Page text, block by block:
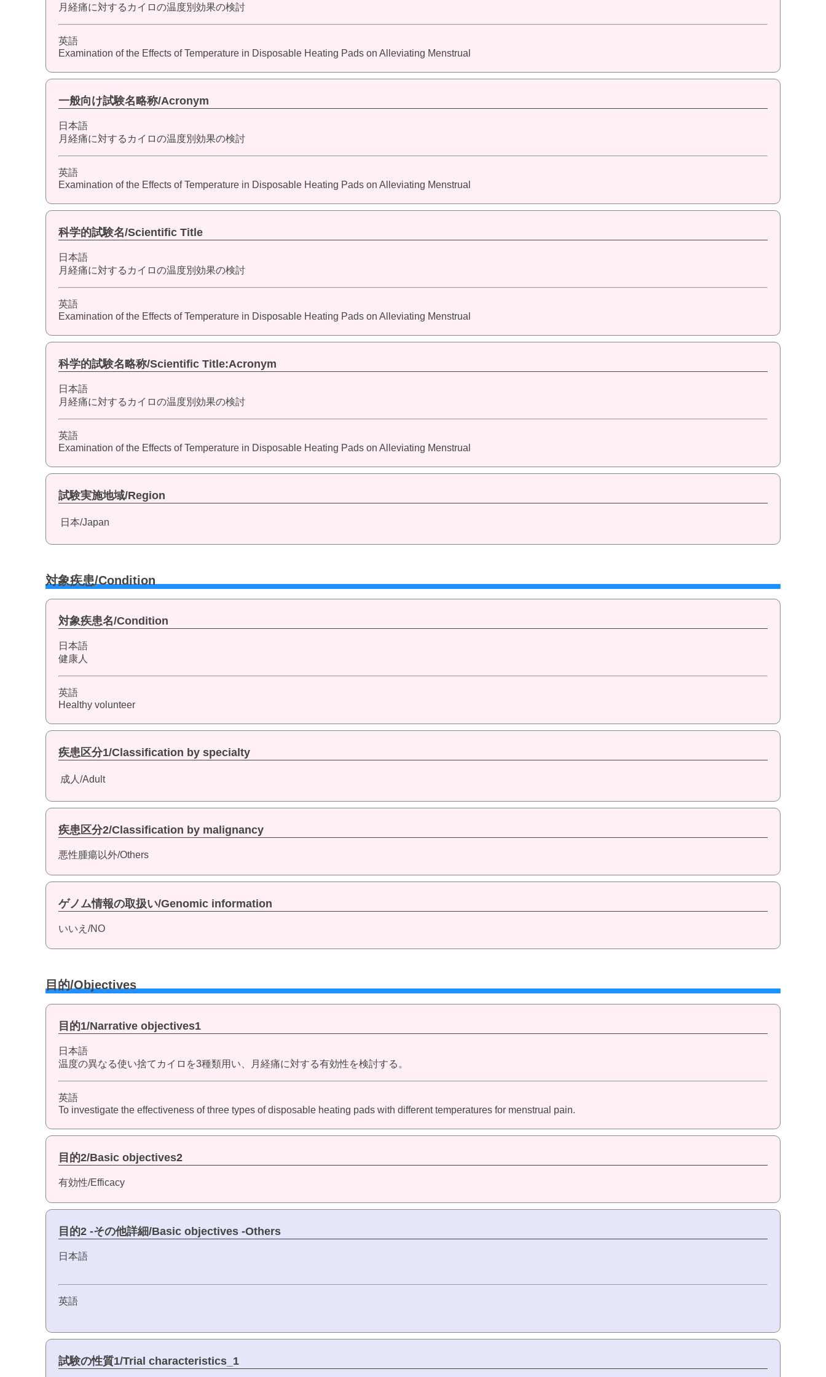
月経痛に対するカイロの温度別効果の検討
英語
Examination of the Effects of Temperature in Disposable Heating Pads on Alleviating Menstrual
一般向け試験名略称/Acronym
日本語
月経痛に対するカイロの温度別効果の検討
英語
Examination of the Effects of Temperature in Disposable Heating Pads on Alleviating Menstrual
科学的試験名/Scientific Title
日本語
月経痛に対するカイロの温度別効果の検討
英語
Examination of the Effects of Temperature in Disposable Heating Pads on Alleviating Menstrual
科学的試験名略称/Scientific Title:Acronym
日本語
月経痛に対するカイロの温度別効果の検討
英語
Examination of the Effects of Temperature in Disposable Heating Pads on Alleviating Menstrual
試験実施地域/Region
日本/Japan
対象疾患/Condition
対象疾患名/Condition
日本語
健康人
英語
Healthy volunteer
疾患区分1/Classification by specialty
成人/Adult
疾患区分2/Classification by malignancy
悪性腫瘍以外/Others
ゲノム情報の取扱い/Genomic information
いいえ/NO
目的/Objectives
目的1/Narrative objectives1
日本語
温度の異なる使い捨てカイロを3種類用い、月経痛に対する有効性を検討する。
英語
To investigate the effectiveness of three types of disposable heating pads with different temperatures for menstrual pain.
目的2/Basic objectives2
有効性/Efficacy
目的2 -その他詳細/Basic objectives -Others
日本語
英語
試験の性質1/Trial characteristics_1